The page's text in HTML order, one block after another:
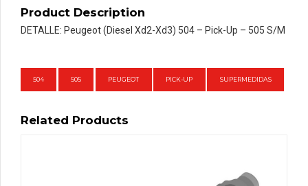
Product Description
DETALLE: Peugeot (Diesel Xd2-Xd3) 504 – Pick-Up – 505 S/M
504 505 PEUGEOT PICK-UP SUPERMEDIDAS
Related Products